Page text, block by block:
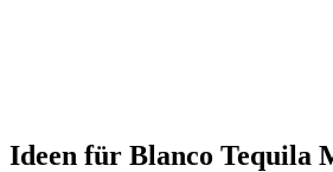
Ideen für Blanco Tequila